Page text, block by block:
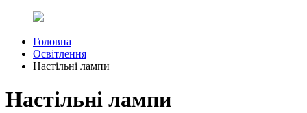
Головна
Освітлення
Настільні лампи
Настільні лампи